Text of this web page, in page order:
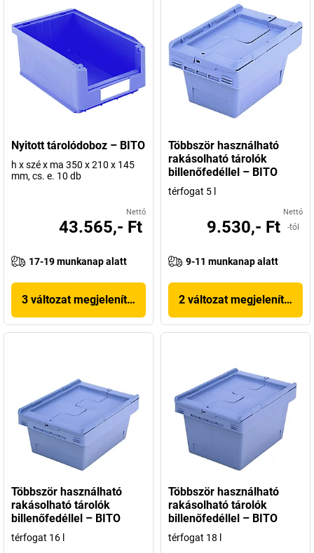
Nyitott tárolódoboz – BITO
h x szé x ma 350 x 210 x 145
mm, cs. e. 10 db
Nettó
43.565,- Ft
17-19 munkanap alatt
3 változat megjelenítése
Többször használható
rakásolható tárolók
billenőfedéllel – BITO
térfogat 5 l
Nettó
9.530,- Ft -tól
9-11 munkanap alatt
2 változat megjelenítése
Többször használható
rakásolható tárolók
billenőfedéllel – BITO
térfogat 16 l
Többször használható
rakásolható tárolók
billenőfedéllel – BITO
térfogat 18 l